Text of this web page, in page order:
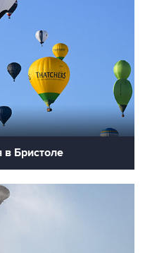
в Бристоле